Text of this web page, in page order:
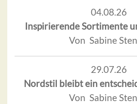
04.08.26
Inspirierende Sortimente
Von Sabine
29.07.26
Nordstil bleibt ein
Von Sabine